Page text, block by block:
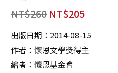
NT$260 NT$205
出版日期：2014-08-15
作者：懷恩文學獎得主
繪者：懷恩基金會